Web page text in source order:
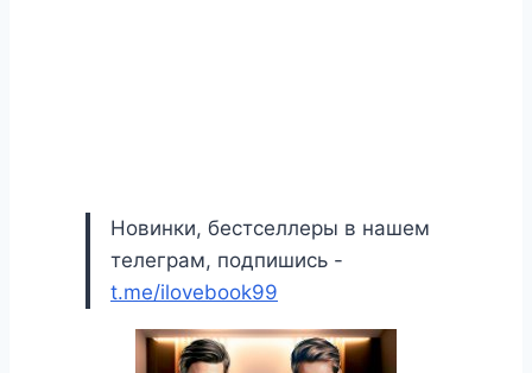
Новинки, бестселлеры в нашем
телеграм, подпишись -
t.me/ilovebook99